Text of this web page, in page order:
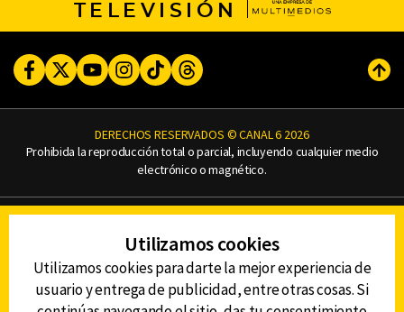
TELEVISIÓN
FacebookTwitterYoutubeInstagram
TikTokThreads
DERECHOS RESERVADOS © CANAL 6 2026
Prohibida la reproducción total o parcial, incluyendo cualquier medio
electrónico o magnético.
AVISO DE PRIVACIDAD
AVISO LEGAL
DEFENSORÍA DE LAS AUDIENCIAS
Utilizamos cookies
Utilizamos cookies para darte la mejor experiencia de
usuario y entrega de publicidad, entre otras cosas. Si